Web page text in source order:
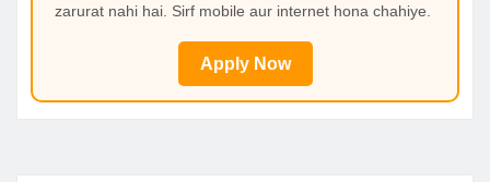
zarurat nahi hai. Sirf mobile aur internet hona chahiye.
Apply Now